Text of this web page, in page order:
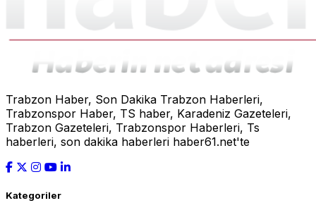
Trabzon Haber, Son Dakika Trabzon Haberleri,
Trabzonspor Haber, TS haber, Karadeniz Gazeteleri,
Trabzon Gazeteleri, Trabzonspor Haberleri, Ts
haberleri, son dakika haberleri haber61.net'te
Kategoriler